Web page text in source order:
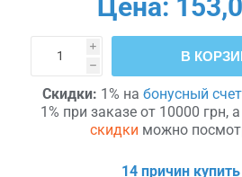
Цена:
i
h
В
Скидки: 1% на бонусный счет
1% при заказе от 10000 грн,
скидки можно
14 причин